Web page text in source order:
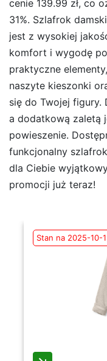
cenie 139.99 zł, co
31%. Szlafrok
jest z wysokiej
komfort i wygodę
praktyczne
naszyte kieszonki
się do Twojej figury.
a dodatkową zaletą
powieszenie.
funkcjonalny
dla Ciebie
promocji już teraz!
Stan na 2025-10-